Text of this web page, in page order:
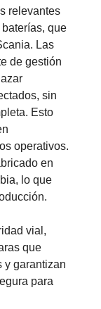
relevantes
que
Las
de gestión
sin
Esto
operativos.
en
lo que
vial,
que
y garantizan
para